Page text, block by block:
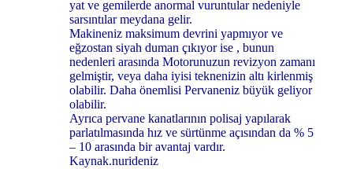
yat ve gemilerde anormal vuruntular nedeniyle
sarsıntılar meydana gelir.
Makineniz maksimum devrini yapmıyor ve
eğzostan siyah duman çıkıyor ise , bunun
nedenleri arasında Motorunuzun revizyon zamanı
gelmiştir, veya daha iyisi teknenizin altı kirlenmiş
olabilir. Daha önemlisi Pervaneniz büyük geliyor
olabilir.
Ayrıca pervane kanatlarının polisaj yapılarak
parlatılmasında hız ve sürtünme açısından da % 5
– 10 arasında bir avantaj vardır.
Kaynak.nurideniz